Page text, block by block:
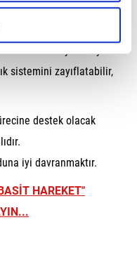
ile ilgili daha
mekanizmasını
katı detoks diyetleri ya da
sistemini zayıflatabilir,
destek olacak
iyi davranmaktır.
HAREKET"